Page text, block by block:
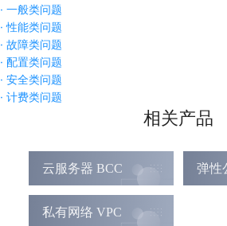
· 一般类问题
·性能类问题
· 故障类问题
· 配置类问题
· 安全类问题
· 计费类问题
相关产品
云服务器 BCC 弹性
私有网络 VPC